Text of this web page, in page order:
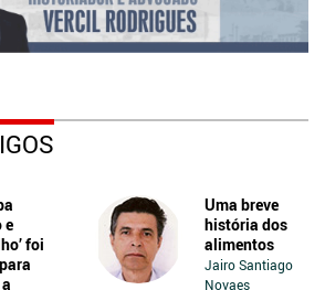
e
foi
Uma breve
história dos
alimentos
Jairo Santiago
Novaes